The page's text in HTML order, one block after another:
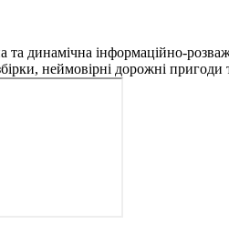
динамічна інформаційно-
неймовірні дорожні пригоди